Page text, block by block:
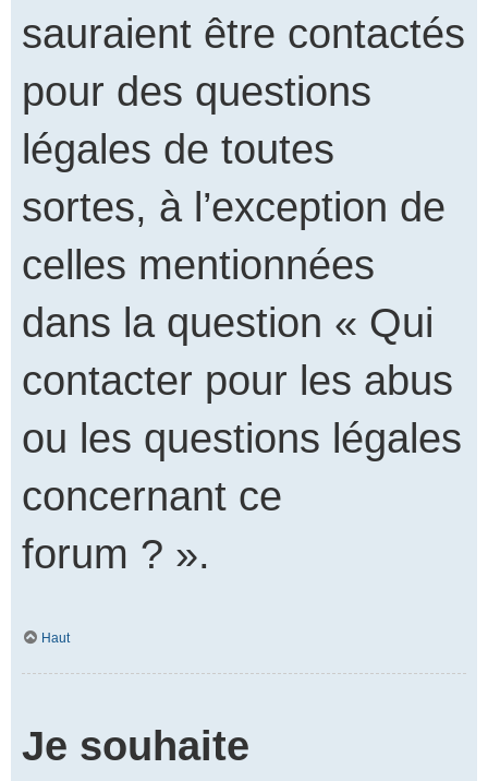
sauraient être contactés
pour des questions
légales de toutes
sortes, à l’exception de
celles mentionnées
dans la question « Qui
contacter pour les abus
ou les questions légales
concernant ce
forum ? ».
Haut
Je souhaite